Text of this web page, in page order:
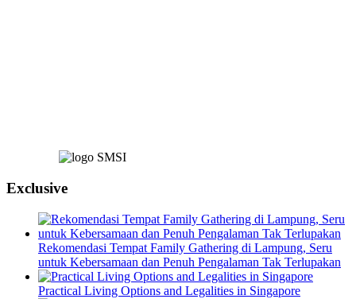
Exclusive
Rekomendasi Tempat Family Gathering di Lampung, Seru
untuk Kebersamaan dan Penuh Pengalaman Tak Terlupakan
Practical Living Options and Legalities in Singapore